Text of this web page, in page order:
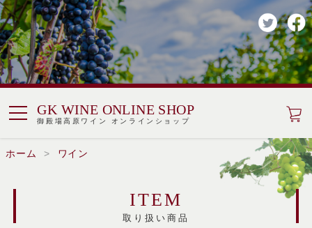
GK WINE ONLINE SHOP
御殿場高原ワイン オンラインショップ
ホーム ワイン
ITEM
取り扱い商品